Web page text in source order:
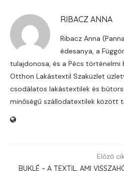
RIBACZ ANNA
Ribacz Anna
édesanya, a
tulajdonosa, és a Pécs történelmi
Otthon Lakástextil Szaküzlet
csodálatos lakástextilek és
minőségű szállodatextilek között
Előző
BUKLÉ – A TEXTIL, AMI